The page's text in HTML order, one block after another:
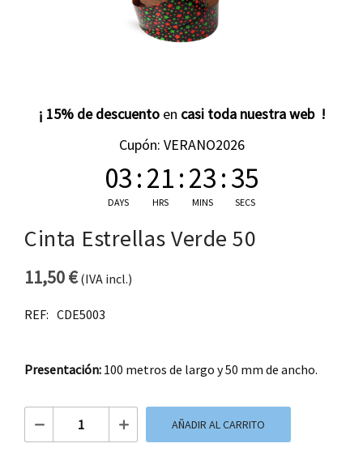
¡ 15% de descuento en casi toda nuestra web !
Cupón: VERANO2026
03
DAYS
:21
HRS
:23
MINS
:35
SECS
Cinta Estrellas Verde 50
11,50€(IVA incl.)
REF: CDE5003
Presentación: 100 metros de largo y 50 mm de ancho.
Cinta Estrellas Verde 50 cantidad
AÑADIR AL CARRITO